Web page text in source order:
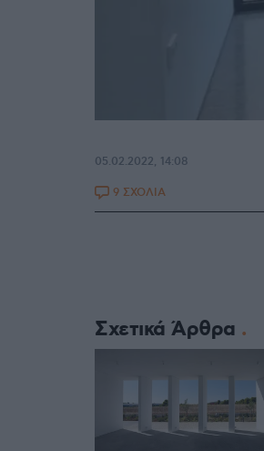
05.02.2022, 14:08
9 ΣΧΟΛΙΑ
Σχετικά Άρθρα